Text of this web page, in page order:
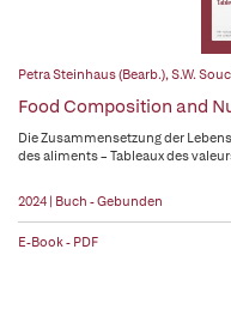
Petra Steinhaus (Bearb.),S.W.
Food Composition and
Die Zusammensetzung der
des aliments – Tableaux des
2024 | Buch - Gebunden
E-Book - PDF